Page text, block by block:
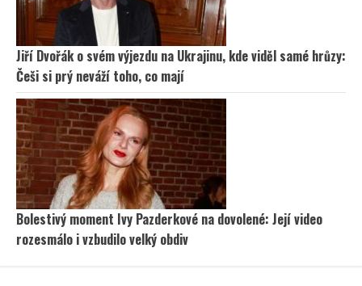
Jiří Dvořák o svém výjezdu na Ukrajinu, kde viděl samé hrůzy:
Češi si prý neváží toho, co mají
Bolestivý moment Ivy Pazderkové na dovolené: Její video
rozesmálo i vzbudilo velký obdiv